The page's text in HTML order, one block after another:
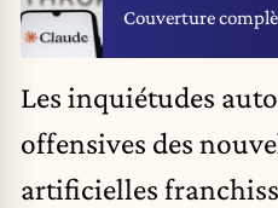
Couverture
Les inquiétudes
offensives des
artificielles